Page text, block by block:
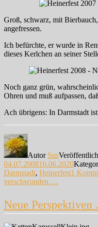
Groß, schwarz, mit
angefressen.
Ich befürchte, er wurde in
dieses Kerlchen an seiner
Noch ganz grün,
Ohren und muß aufpassen,
Ach übrigens: In Darmstadt
Autor Sus
04.07.200816.06.2020
Darmstadt, Heinerfest1
verschwunden …
Neue